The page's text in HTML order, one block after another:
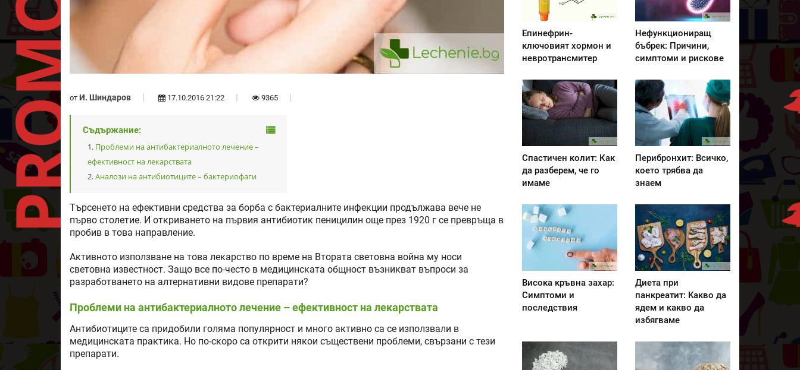
от И. Шиндаров 17.10.2016 21:22 9365
Съдържание:
Проблеми на антибактериалното лечение –
ефективност на лекарствата
Аналози на антибиотиците – бактериофаги
Търсенето на ефективни средства за борба с бактериалните инфекции продължава вече не
първо столетие. И откриването на първия антибиотик пеницилин още през 1920 г се превръща в
пробив в това направление.
Активното използване на това лекарство по време на Втората световна война му носи
световна известност. Защо все по-често в медицинската общност възникват въпроси за
разработването на алтернативни видове препарати?
Проблеми на антибактериалното лечение – ефективност на лекарствата
Антибиотиците са придобили голяма популярност и много активно са се използвали в
медицинската практика. Но по-скоро са открити някои съществени проблеми, свързани с тези
препарати.
Епинефрин-
ключовият хормон и
невротрансмитер
Нефункциониращ
бъбрек: Причини,
симптоми и рискове
Спастичен колит: Как
да разберем, че го
имаме
Перибронхит: Всичко,
което трябва да
знаем
Висока кръвна захар:
Симптоми и
последствия
Диета при
панкреатит: Kакво да
ядем и какво да
избягваме